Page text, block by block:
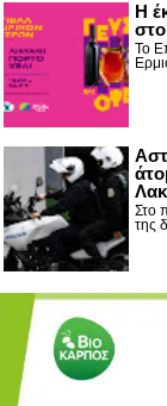
Η
Το
Στο
της